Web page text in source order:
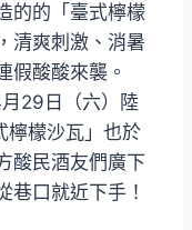
的的「臺式檸檬
清爽刺激、消暑
假酸酸來襲。
29日（六）陸
檸檬沙瓦」也於
酸民酒友們廣下
巷口就近下手！